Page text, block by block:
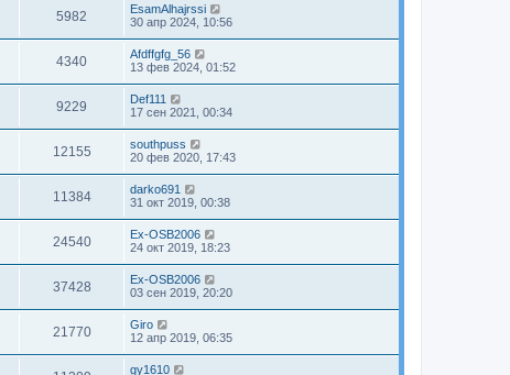
5982
EsamAlhajrssi
30 апр 2024, 10:56
4340
Afdffgfg_56
13 фев 2024, 01:52
9229
Def111
17 сен 2021, 00:34
12155
southpuss
20 фев 2020, 17:43
11384
darko691
31 окт 2019, 00:38
24540
Ex-OSB2006
24 окт 2019, 18:23
37428
Ex-OSB2006
03 сен 2019, 20:20
21770
Giro
12 апр 2019, 06:35
gy1610